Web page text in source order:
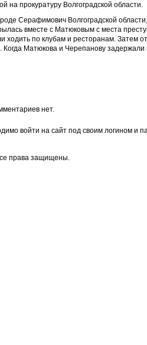
на прокуратуру Волгоградской области.
Серафимович Волгоградской
вместе с Матюковым с места
ходить по клубам и ресторанам. Затем
Матюкова и Черепанову задержали
нет.
войти на сайт под своим логином и
права защищены.